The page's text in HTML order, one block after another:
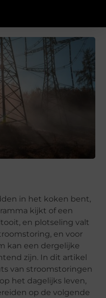
in het koken bent,
kijkt of een
en plotseling valt
en voor
kan een dergelijke
zijn. In dit artikel
van stroomstoringen
het dagelijks leven,
op de volgende